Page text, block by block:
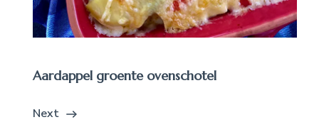
Aardappel groente ovenschotel
Next